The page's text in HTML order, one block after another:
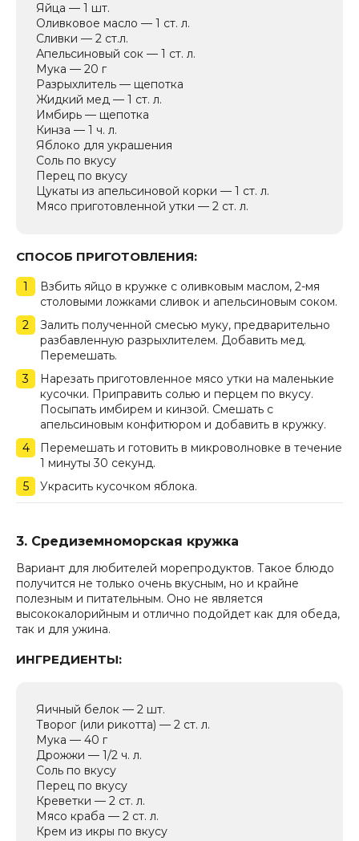
Яйца — 1 шт.
Оливковое масло — 1 ст. л.
Сливки — 2 ст.л.
Апельсиновый сок — 1 ст. л.
Мука — 20 г
Разрыхлитель — щепотка
Жидкий мед — 1 ст. л.
Имбирь — щепотка
Кинза — 1 ч. л.
Яблоко для украшения
Соль по вкусу
Перец по вкусу
Цукаты из апельсиновой корки — 1 ст. л.
Мясо приготовленной утки — 2 ст. л.
СПОСОБ ПРИГОТОВЛЕНИЯ:
Взбить яйцо в кружке с оливковым маслом, 2-мя
столовыми ложками сливок и апельсиновым соком.
Залить полученной смесью муку, предварительно
разбавленную разрыхлителем. Добавить мед.
Перемешать.
Нарезать приготовленное мясо утки на маленькие
кусочки. Приправить солью и перцем по вкусу.
Посыпать имбирем и кинзой. Смешать с
апельсиновым конфитюром и добавить в кружку.
Перемешать и готовить в микроволновке в течение
1 минуты 30 секунд.
Украсить кусочком яблока.
3. Средиземноморская кружка
Вариант для любителей морепродуктов. Такое блюдо
получится не только очень вкусным, но и крайне
полезным и питательным. Оно не является
высококалорийным и отлично подойдет как для обеда,
так и для ужина.
ИНГРЕДИЕНТЫ:
Яичный белок — 2 шт.
Творог (или рикотта) — 2 ст. л.
Мука — 40 г
Дрожжи — 1/2 ч. л.
Соль по вкусу
Перец по вкусу
Креветки — 2 ст. л.
Мясо краба — 2 ст. л.
Крем из икры по вкусу